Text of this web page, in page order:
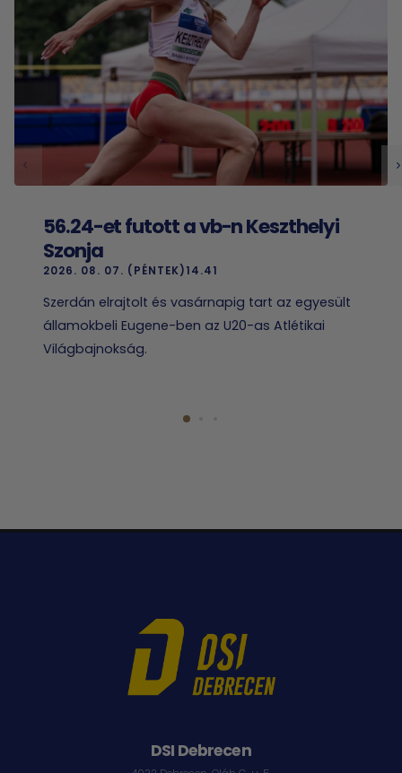
56.24-et futott a vb-n Keszthelyi
Szonja
2026. 08. 07. (PÉNTEK)14.41
Szerdán elrajtolt és vasárnapig tart az egyesült
államokbeli Eugene-ben az U20-as Atlétikai
Világbajnokság.
DSI Debrecen